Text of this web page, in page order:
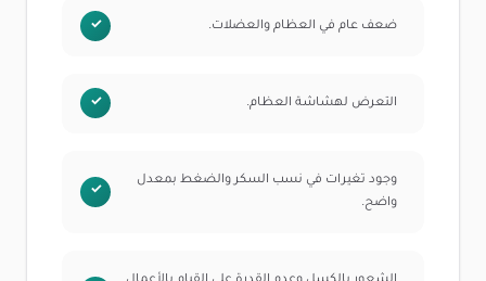
ضعف عام في العظام والعضلات.
التعرض لهشاشة العظام.
وجود تغيرات في نسب السكر والضغط بمعدل
واضح.